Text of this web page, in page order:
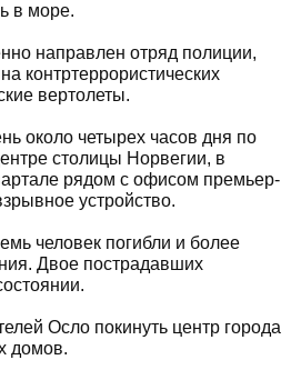
в море.
направлен отряд полиции,
контртеррористических
вертолеты.
около четырех часов дня по
столицы Норвегии, в
рядом с офисом премьер-
устройство.
человек погибли и более
Двое пострадавших
Осло покинуть центр города
домов.